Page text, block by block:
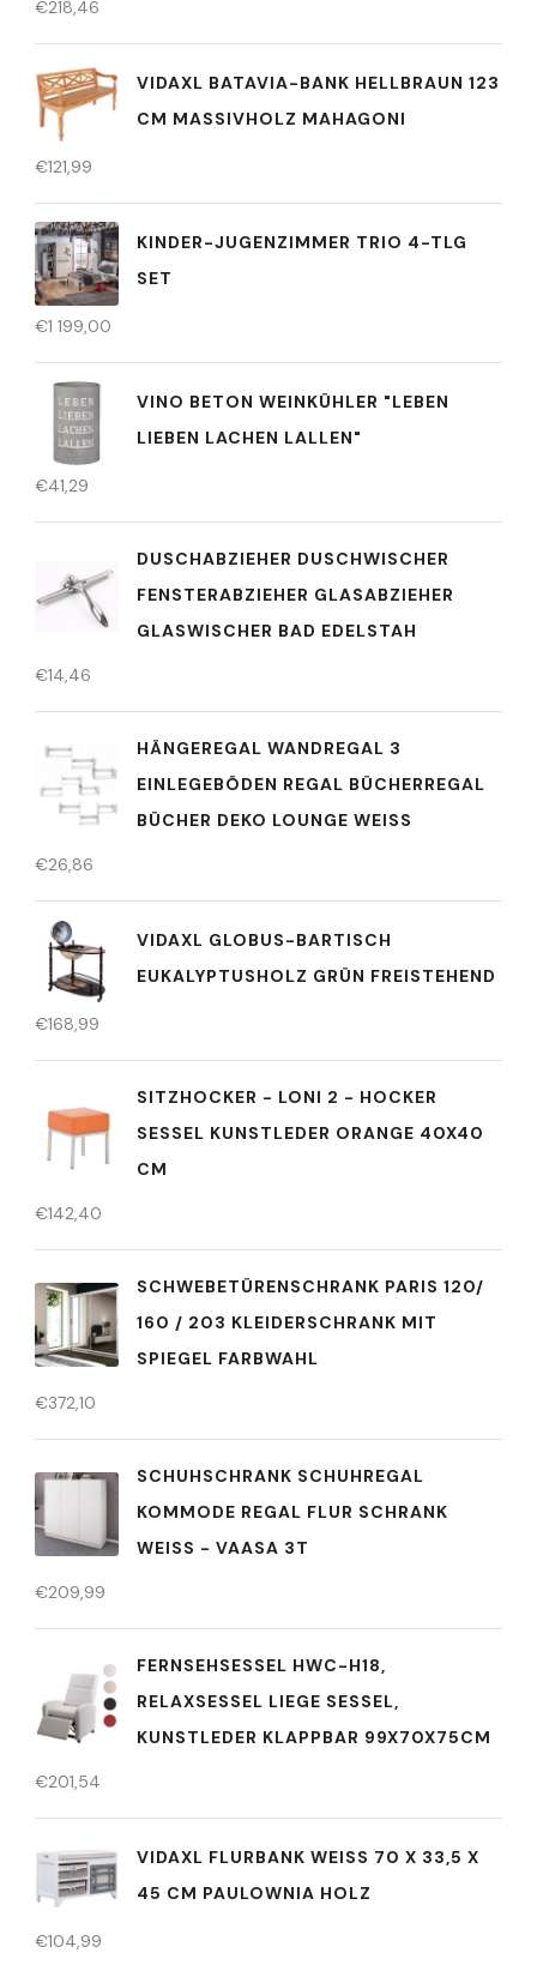
€218,46
VIDAXL BATAVIA-BANK HELLBRAUN 123
CM MASSIVHOLZ MAHAGONI
€121,99
KINDER-JUGENZIMMER TRIO 4-TLG
SET
€1 199,00
VINO BETON WEINKÜHLER "LEBEN
LIEBEN LACHEN LALLEN"
€41,29
DUSCHABZIEHER DUSCHWISCHER
FENSTERABZIEHER GLASABZIEHER
GLASWISCHER BAD EDELSTAH
€14,46
HÄNGEREGAL WANDREGAL 3
EINLEGEBÖDEN REGAL BÜCHERREGAL
BÜCHER DEKO LOUNGE WEISS
€26,86
VIDAXL GLOBUS-BARTISCH
EUKALYPTUSHOLZ GRÜN FREISTEHEND
€168,99
SITZHOCKER - LONI 2 - HOCKER
SESSEL KUNSTLEDER ORANGE 40X40
CM
€142,40
SCHWEBETÜRENSCHRANK PARIS 120/
160 / 203 KLEIDERSCHRANK MIT
SPIEGEL FARBWAHL
€372,10
SCHUHSCHRANK SCHUHREGAL
KOMMODE REGAL FLUR SCHRANK
WEISS - VAASA 3T
€209,99
FERNSEHSESSEL HWC-H18,
RELAXSESSEL LIEGE SESSEL,
KUNSTLEDER KLAPPBAR 99X70X75CM
€201,54
VIDAXL FLURBANK WEISS 70 X 33,5 X 4
5 CM PAULOWNIA HOLZ
€104,99